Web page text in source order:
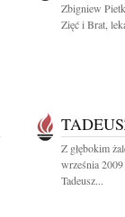
Zbigniew
Zięć i Brat,
Z głębokim
września
Tadeusz...